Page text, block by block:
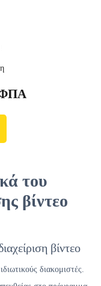
ΦΠΑ
του
βίντεο
βίντεο
διακομιστές.